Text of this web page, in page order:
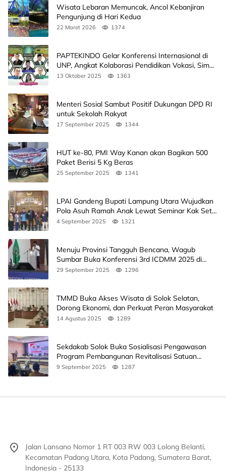
Wisata Lebaran Memuncak, Ancol Kebanjiran
Pengunjung di Hari Kedua
22 Maret 2026 1374
PAPTEKINDO Gelar Konferensi Internasional di
UNP, Angkat Kolaborasi Pendidikan Vokasi, Simak
Agendanya
13 Oktober 2025 1363
Menteri Sosial Sambut Positif Dukungan DPD RI
untuk Sekolah Rakyat
17 September 2025 1344
HUT ke-80, PMI Way Kanan akan Bagikan 500
Paket Berisi 5 Kg Beras
25 September 2025 1341
LPAI Gandeng Bupati Lampung Utara Wujudkan
Pola Asuh Ramah Anak Lewat Seminar Kak Seto,
Ini Jadwalnya
4 September 2025 1321
Menuju Provinsi Tangguh Bencana, Wagub
Sumbar Buka Konferensi 3rd ICDMM 2025 di
Unand
29 September 2025 1296
TMMD Buka Akses Wisata di Solok Selatan,
Dorong Ekonomi, dan Perkuat Peran Masyarakat
14 Agustus 2025 1289
Sekdakab Solok Buka Sosialisasi Pengawasan
Program Pembangunan Revitalisasi Satuan
Pendidikan
9 September 2025 1287
Jalan Lansano Nomor 1 RT 003 RW 003 Lolong Belanti,
Kecamatan Padang Utara, Kota Padang, Sumatera Barat,
Indonesia - 25133